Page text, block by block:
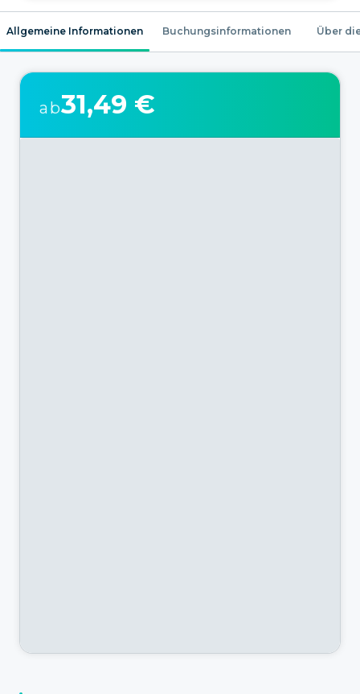
Allgemeine Informationen Buchungsinformationen Über
ab31,49 €